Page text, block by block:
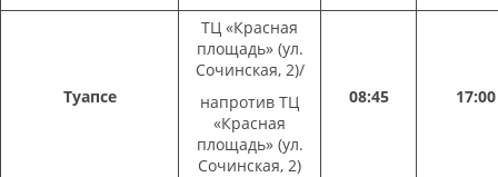
Туапсе
ТЦ «Красная
площадь» (ул.
Сочинская, 2)/
напротив ТЦ
«Красная
площадь» (ул.
Сочинская, 2)
08:45 17:00